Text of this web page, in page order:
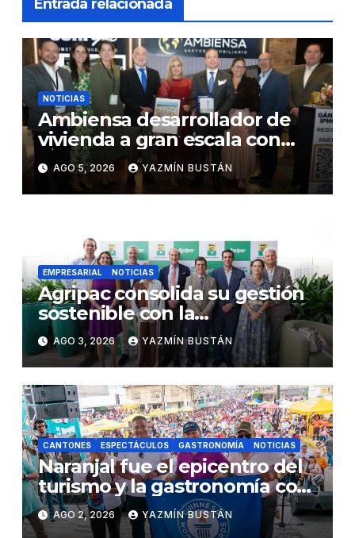
Entrada relacionada
NOTICIAS
Ambiensa desarrollador de
vivienda a gran escala con
estándares internacionales
de sostenibilidad
AGO 5, 2026 YAZMÍN BUSTÁN
EMPRESARIAL NOTICIAS
Agripac consolida su gestión
sostenible con la
presentación de su octava
Memoria de Sostenibilidad
AGO 3, 2026 YAZMÍN BUSTÁN
CANTONES ESPECTÁCULOS GASTRONOMÍA NOTICIAS
Naranjal fue el epicentro del
turismo y la gastronomía con
el Festival del Cangrejo Rojo
2026
AGO 2, 2026 YAZMÍN BUSTÁN